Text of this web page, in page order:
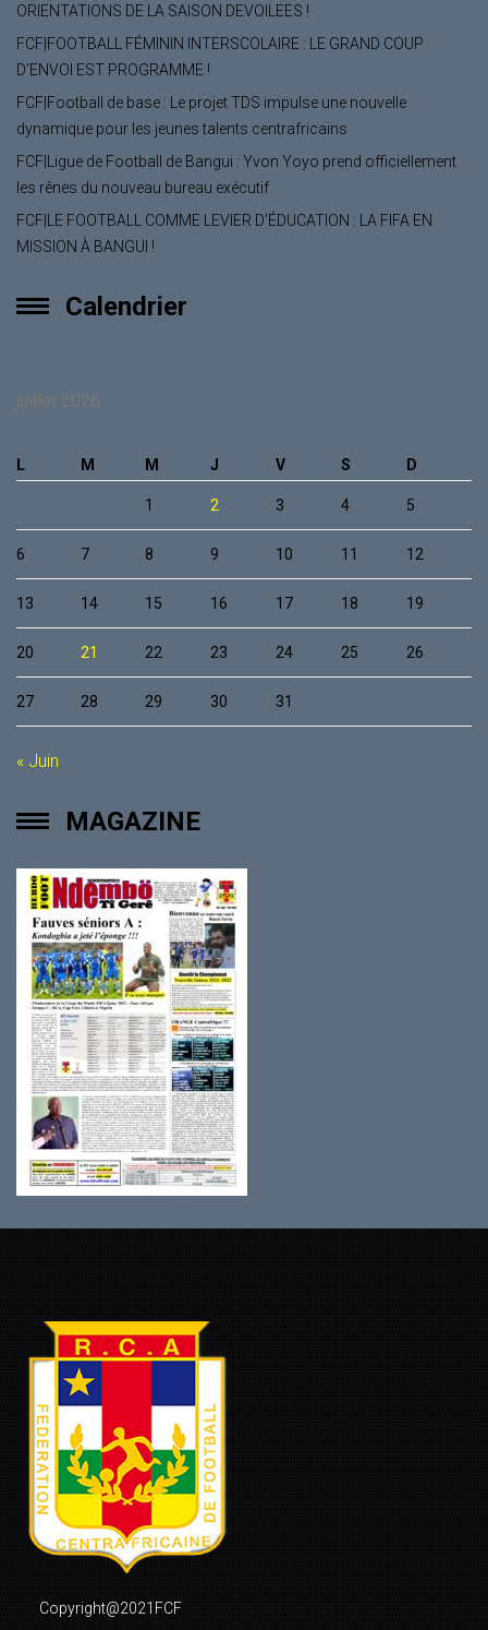
ORIENTATIONS DE LA SAISON DEVOILEES !
FCF|FOOTBALL FÉMININ INTERSCOLAIRE : LE GRAND COUP
D’ENVOI EST PROGRAMME !
FCF|Football de base : Le projet TDS impulse une nouvelle
dynamique pour les jeunes talents centrafricains
FCF|Ligue de Football de Bangui : Yvon Yoyo prend officiellement
les rênes du nouveau bureau exécutif
FCF|LE FOOTBALL COMME LEVIER D’ÉDUCATION : LA FIFA EN
MISSION À BANGUI !
Calendrier
juillet 2026
L M M J V S D
1 2 3 4 5
6 7 8 9 10 11 12
13 14 15 16 17 18 19
20 21 22 23 24 25 26
27 28 29 30 31
« Juin
MAGAZINE
Copyright@2021FCF